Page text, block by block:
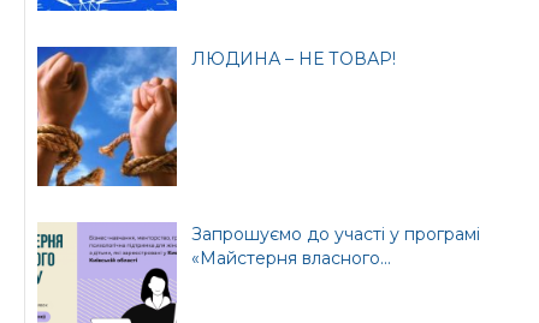
ЛЮДИНА – НЕ ТОВАР!
Запрошуємо до участі у програмі
«Майстерня власного...